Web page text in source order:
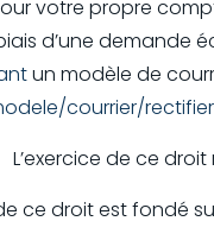
votre propre
d’une demande
un modèle de
courrier/
L’exercice de ce
ce droit est fondé